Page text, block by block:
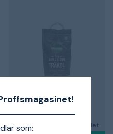
som:
97 kr
Ej beställningsbar för tillfället